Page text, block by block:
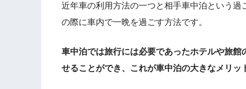
近年車の利用方法の一つと相手車中泊という
の際に車内で一晩を過ごす方法です。
車中泊では旅行には必要であったホテルや旅
せることができ、これが車中泊の大きなメリッ